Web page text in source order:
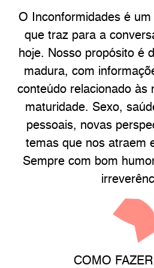
O Inconformidades é
que traz para a
hoje. Nosso propósito é
madura, com
conteúdo relacionado às
maturidade. Sexo,
pessoais, novas
temas que nos atraem
Sempre com bom
COMO